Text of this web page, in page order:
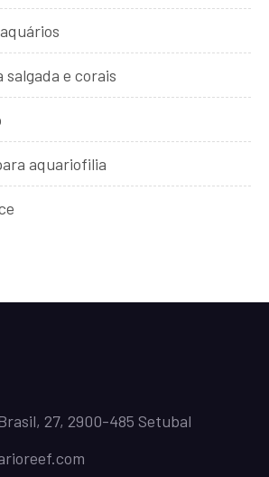
salgada e corais
aquariofilia
27, 2900-485 Setubal